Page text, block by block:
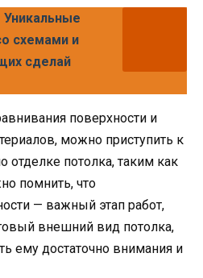
Уникальные
схемами и
сделай
поверхности и
можно приступить к
потолка, таким как
помнить, что
— важный этап работ,
внешний вид потолка,
ему достаточно внимания и